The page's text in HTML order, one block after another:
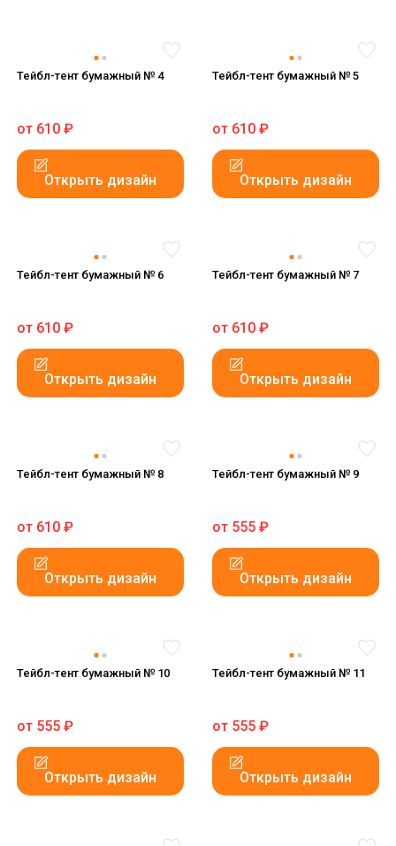
Тейбл-тент бумажный № 4
от 610 ₽
Открыть дизайн
Тейбл-тент бумажный № 5
от 610 ₽
Открыть дизайн
Тейбл-тент бумажный № 6
от 610 ₽
Открыть дизайн
Тейбл-тент бумажный № 7
от 610 ₽
Открыть дизайн
Тейбл-тент бумажный № 8
от 610 ₽
Открыть дизайн
Тейбл-тент бумажный № 9
от 555 ₽
Открыть дизайн
Тейбл-тент бумажный № 10
от 555 ₽
Открыть дизайн
Тейбл-тент бумажный № 11
от 555 ₽
Открыть дизайн